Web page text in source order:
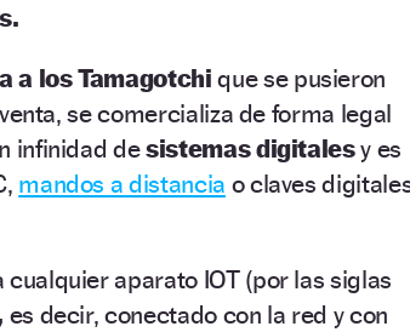
a los Tamagotchique se pusieron
se comercializa de forma legal
infinidad desistemas digitalesy es
mandos a distancia o claves
aparato IOT (por las siglas
es decir, conectado con la red y con